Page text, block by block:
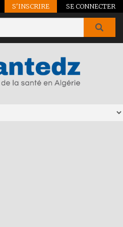
S'INSCRIRE SE CONNECTER